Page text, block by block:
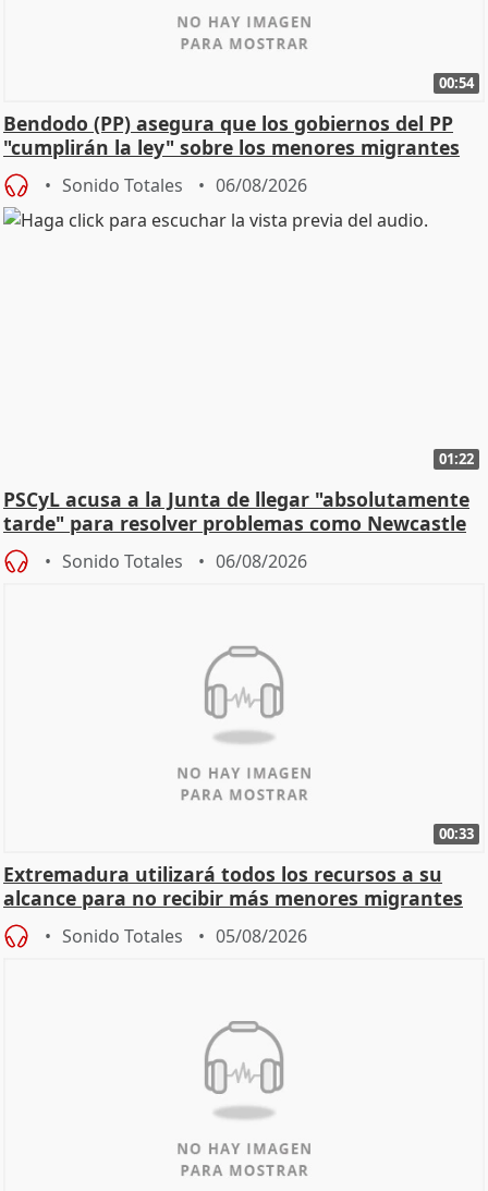
00:54
Bendodo (PP) asegura que los gobiernos del PP
"cumplirán la ley" sobre los menores migrantes
Sonido Totales 06/08/2026
01:22
PSCyL acusa a la Junta de llegar "absolutamente
tarde" para resolver problemas como Newcastle
Sonido Totales 06/08/2026
00:33
Extremadura utilizará todos los recursos a su
alcance para no recibir más menores migrantes
Sonido Totales 05/08/2026